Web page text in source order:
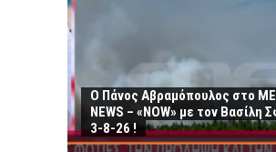
Ο Πάνος Αβραμόπουλος στο
NEWS – «NOW» με τον Βασίλη
3-8-26 !